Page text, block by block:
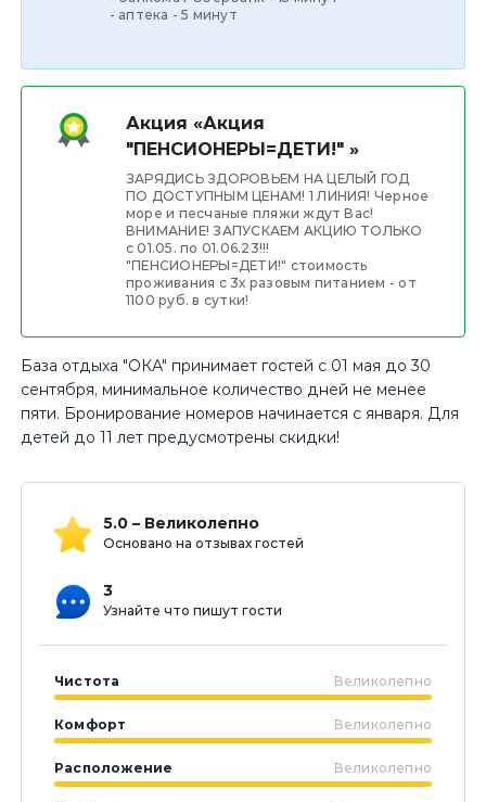
- аптека - 5 минут
Акция «Акция
"ПЕНСИОНЕРЫ=ДЕТИ!" »
ЗАРЯДИСЬ ЗДОРОВЬЕМ НА ЦЕЛЫЙ ГОД
ПО ДОСТУПНЫМ ЦЕНАМ! 1 ЛИНИЯ! Черное
море и песчаные пляжи ждут Вас!
ВНИМАНИЕ! ЗАПУСКАЕМ АКЦИЮ ТОЛЬКО
с 01.05. по 01.06.23!!!
"ПЕНСИОНЕРЫ=ДЕТИ!" стоимость
проживания с 3х разовым питанием - от
1100 руб. в сутки!
База отдыха "ОКА" принимает гостей с 01 мая до 30
сентября, минимальное количество дней не менее
пяти. Бронирование номеров начинается с января. Для
детей до 11 лет предусмотрены скидки!
5.0 – Великолепно
Основано на отзывах гостей
3
Узнайте что пишут гости
Чистота Великолепно
Комфорт Великолепно
Расположение Великолепно